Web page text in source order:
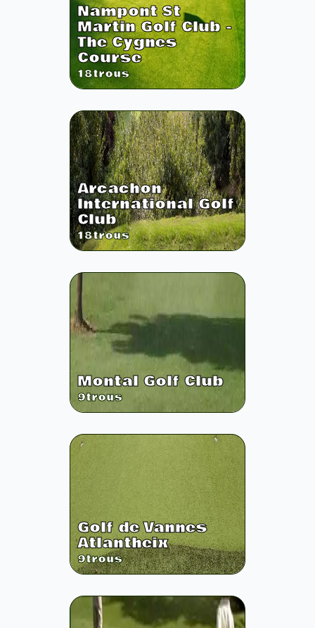
Nampont St
Martin Golf Club -
The Cygnes
Course
18trous
Arcachon
International Golf
Club
18trous
Montal Golf Club
9trous
Golf de Vannes
Atlantheix
9trous